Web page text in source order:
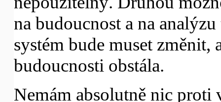
na budoucnost a na
systém bude muset
budoucnosti obstála.
Nemám absolutně nic proti